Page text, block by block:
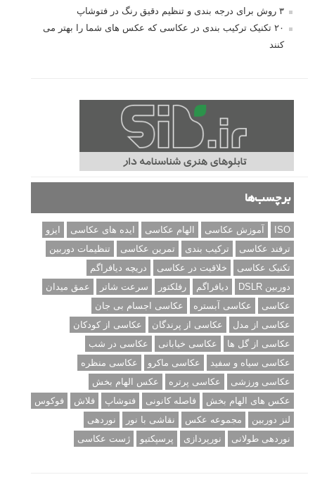
۳ روش برای درجه بندی و تنظیم دقیق رنگ در فتوشاپ
۲۰ تکنیک ترکیب بندی در عکاسی که عکس های شما را بهتر می
کنند
برچسب‌ها
ISO آموزش عکاسی الهام عکاسی ایده های عکاسی
ایزو
ترفند عکاسی
ترکیب بندی تمرین عکاسی
تنظیمات دوربین
تکنیک عکاسی
خلاقیت در عکاسی
دریچه دیافراگم
دوربین DSLR
دیافراگم رفلکتور سرعت شاتر
عمق میدان
عکاسی
عکاسی آبستره
عکاسی اجسام بی جان
عکاسی از مدل
عکاسی از پرندگان
عکاسی از کودکان
عکاسی از گل ها
عکاسی خیابانی
عکاسی در شب
عکاسی سیاه و سفید
عکاسی ماکرو
عکاسی منظره
عکاسی ورزشی
عکاسی پرتره
عکس الهام بخش
عکس های الهام بخش
فاصله کانونی فتوشاپ فلاش
فوکوس
لنز دوربین
مجموعه عکس نقاشی با نور
نوردهی
نوردهی طولانی
نورپردازی پرسپکتیو ژست عکاسی